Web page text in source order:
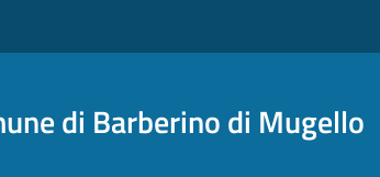
di Barberino di Mugello